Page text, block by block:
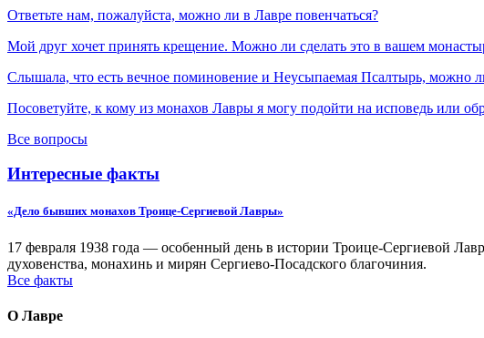
Ответьте нам, пожалуйста, можно ли в Лавре повенчаться?
Мой друг хочет принять крещение. Можно ли сделать это в вашем
Слышала, что есть вечное поминовение и Неусыпаемая Псалтырь, можно ли
Посоветуйте, к кому из монахов Лавры я могу подойти на исповедь или
Все вопросы
Интересные факты
«Дело бывших монахов Троице-Сергиевой Лавры»
17 февраля 1938 года — особенный день в истории Троице-Сергиевой
духовенства, монахинь и мирян Сергиево-Посадского благочиния.
Все факты
О Лавре